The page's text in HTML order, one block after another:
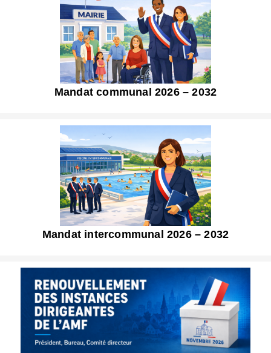
Mandat communal 2026 – 2032
Mandat intercommunal 2026 – 2032